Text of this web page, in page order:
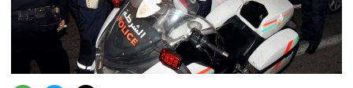
المرأة
فنية